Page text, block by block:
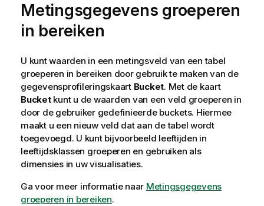
Metingsgegevens groeperen
in bereiken
U kunt waarden in een metingsveld van een tabel
groeperen in bereiken door gebruik te maken van de
gegevensprofileringskaart Bucket. Met de kaart
Bucketkunt u de waarden van een veld groeperen in
door de gebruiker gedefinieerde buckets. Hiermee
maakt u een nieuw veld dat aan de tabel wordt
toegevoegd. U kunt bijvoorbeeld leeftijden in
leeftijdsklassen groeperen en gebruiken als
dimensies in uw visualisaties.
Ga voor meer informatie naar Metingsgegevens
groeperen in bereiken.